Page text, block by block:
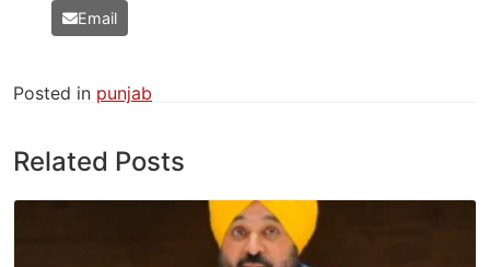
Email
Posted in punjab
Related Posts